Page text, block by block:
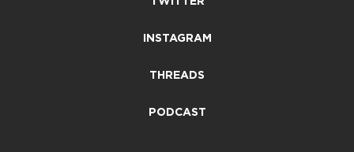
INSTAGRAM
THREADS
PODCAST